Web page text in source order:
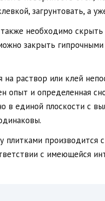
загрунтовать, а
необходимо
закрыть
на раствор или клей
опыт и определенная
в единой плоскости с
производится
с имеющейся